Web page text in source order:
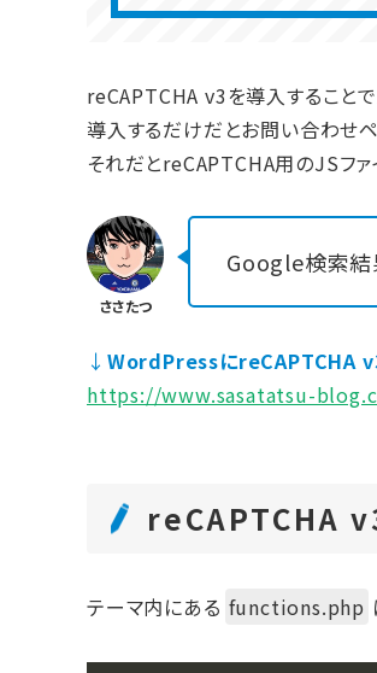
reCAPTCHA v3を導入すること
導入するだけだとお問い合わせ
それだとreCAPTCHA用のJSフ
Google検索結
↓ WordPressにreCAPTCHA v3
https://www.sasatatsu-
reCAPTCHA
テーマ内にある functions.php